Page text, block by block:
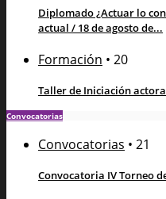
Diplomado ¿Actuar lo
actual / 18 de agosto de...
Formación • 20
Taller de Iniciación
Convocatorias
Convocatorias • 21
Convocatoria IV Torneo